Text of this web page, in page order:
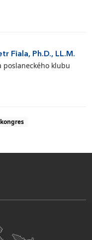
Fiala, Ph.D., LL.M.
poslaneckého klubu